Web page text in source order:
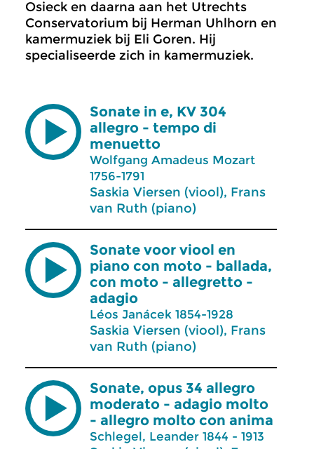
Osieck en daarna aan het Utrechts
Conservatorium bij Herman Uhlhorn en
kamermuziek bij Eli Goren. Hij
specialiseerde zich in kamermuziek.
Sonate in e, KV 304
allegro - tempo di
menuetto
Wolfgang Amadeus Mozart
1756-1791
Saskia Viersen (viool), Frans
van Ruth (piano)
Sonate voor viool en
piano con moto - ballada,
con moto - allegretto -
adagio
Léos Janácek 1854-1928
Saskia Viersen (viool), Frans
van Ruth (piano)
Sonate, opus 34 allegro
moderato - adagio molto
- allegro molto con anima
Schlegel, Leander 1844 - 1913